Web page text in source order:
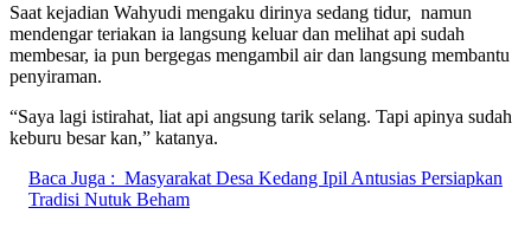
Saat kejadian Wahyudi mengaku dirinya sedang tidur, namun
mendengar teriakan ia langsung keluar dan melihat api sudah
membesar, ia pun bergegas mengambil air dan langsung membantu
penyiraman.
“Saya lagi istirahat, liat api angsung tarik selang. Tapi apinya sudah
keburu besar kan,” katanya.
Baca Juga : Masyarakat Desa Kedang Ipil Antusias Persiapkan
Tradisi Nutuk Beham